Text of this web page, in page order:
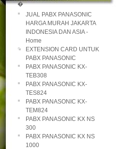
�
JUAL PABX PANASONIC
HARGA MURAH JAKARTA
INDONESIA DAN ASIA -
Home
EXTENSION CARD UNTUK
PABX PANASONIC
PABX PANASONIC KX-
TEB308
PABX PANASONIC KX-
TES824
PABX PANASONIC KX-
TEM824
PABX PANASONIC KX NS
300
PABX PANASONIC KX NS
1000